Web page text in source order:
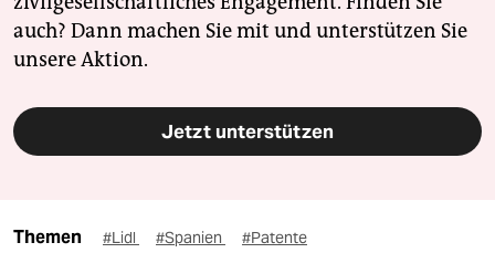
auch? Dann machen Sie mit und unterstützen Sie
unsere Aktion.
Jetzt unterstützen
Themen #Lidl #Spanien #Patente